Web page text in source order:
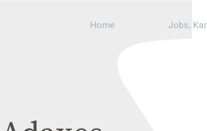
Home Jobs,